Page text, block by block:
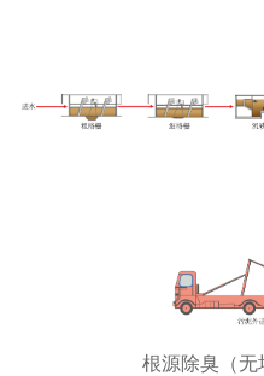
根源除臭（无